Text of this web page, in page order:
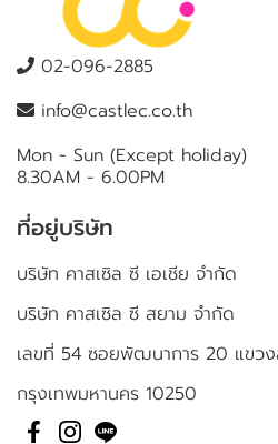
02-096-2885
info@castlec.co.th
Mon - Sun (Except holiday)
8.30AM - 6.00PM
ที่อยู่บริษัท
บริษัท คาสเซิล ซี เอเชีย จำกัด
บริษัท คาสเซิล ซี สยาม จำกัด
เลขที่ 54 ซอยพัฒนาการ 20 แขว
กรุงเทพมหานคร 10250